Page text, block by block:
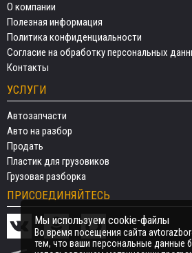
О компании
Полезная информация
Политика конфиденциальности
Согласие на обработку персональных
Контакты
УСЛУГИ
Автозапчасти
Авто на разбор
Продать
Пластик для грузовиков
Грузовая разборка
ПРИСОЕДИНЯЙТЕСЬ
Мы используем cookie-файлы
Во время посещения сайта
тем, что ваши персональные данные